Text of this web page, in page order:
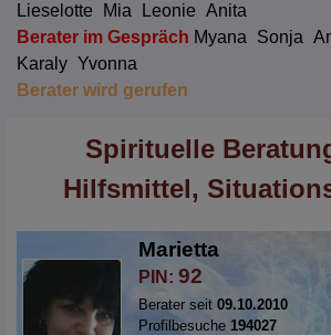
Lieselotte
Mia Leonie Anita
Berater im Gespräch Myana Sonja
Karaly Yvonna
Berater wird gerufen
Spirituelle
Hilfsmittel,
Marietta
PIN: 92
Berater seit 09.10.2010
Profilbesuche 194027